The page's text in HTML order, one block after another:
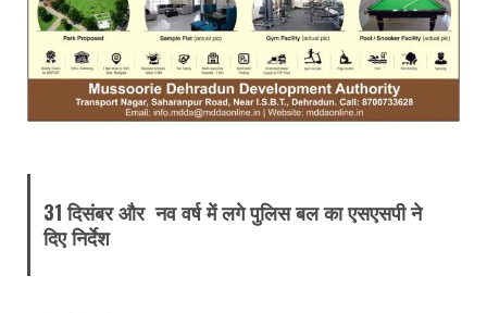
31 दिसंबर और नव वर्ष में लगे पुलिस बल का एसएसपी ने
दिए निर्देश